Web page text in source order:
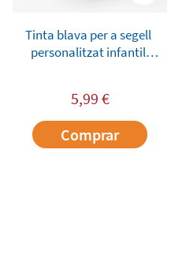
Tinta blava per a segell
personalitzat infantil
5,99 €
Comprar